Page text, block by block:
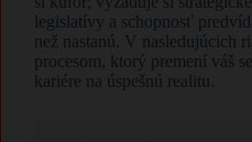
legislatívy a schopnosť
než nastanú. V nasledujúcich
procesom, ktorý premení váš
kariére na úspešnú realitu.